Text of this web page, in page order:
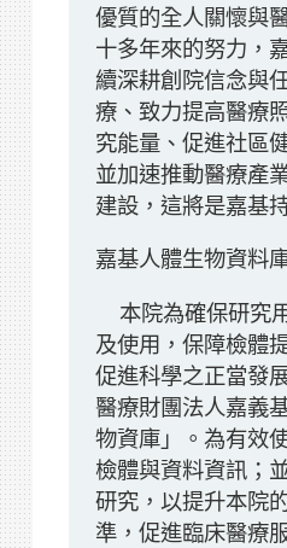
優質的全人關懷與
十多年來的努力，
續深耕創院信念與
療、致力提高醫療
究能量、促進社區
並加速推動醫療產
建設，這將是嘉基
嘉基人體生物資料
本院為確保研究
及使用，保障檢體
促進科學之正當發
醫療財團法人嘉義
物資庫」。為有效
檢體與資料資訊；
研究，以提升本院
準，促進臨床醫療